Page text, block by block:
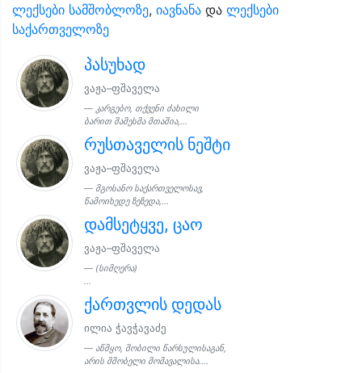
ლექსები სამშობლოზე, იავნანა და ლექსები
საქართველოზე
პასუხად
ვაჟა–ფშაველა
კარგებო, თქვენი ძახილი
ბარით შამესმა მთაშია,...
რუსთაველის ნეშტი
ვაჟა–ფშაველა
მგოსანო საქართველოსავ,
წამოიხედე ზეზედა,...
დამსეტყვე, ცაო
ვაჟა–ფშაველა
(სიმღერა)
...
ქართვლის დედას
ილია ჭავჭავაძე
აწმყო, შობილი წარსულისაგან,
არის მშობელი მომავალისა....